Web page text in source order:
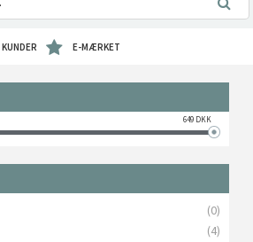
KUNDER E-MÆRKET
649DKK
(0)
(4)